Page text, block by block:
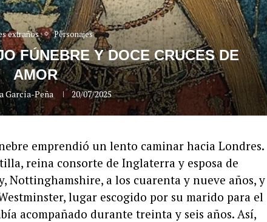
extraños Personajes
FÚNEBRE Y DOCE CRUCES DE
AMOR
García-Peña 20/07/2025
emprendió un lento caminar hacia Londres.
reina consorte de Inglaterra y esposa de
Nottinghamshire, a los cuarenta y nueve años, y
lugar escogido por su marido para el
acompañado durante treinta y seis años. Así,